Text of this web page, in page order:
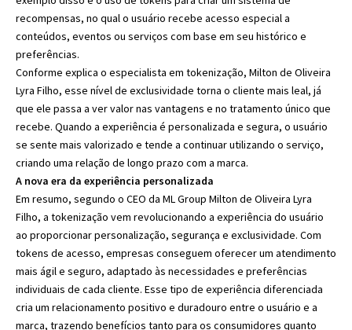
recompensas, no qual o usuário recebe acesso especial a
conteúdos, eventos ou serviços com base em seu histórico e
preferências.
Conforme explica o especialista em tokenização, Milton de Oliveira
Lyra Filho, esse nível de exclusividade torna o cliente mais leal, já
que ele passa a ver valor nas vantagens e no tratamento único que
recebe. Quando a experiência é personalizada e segura, o usuário
se sente mais valorizado e tende a continuar utilizando o serviço,
criando uma relação de longo prazo com a marca.
A nova era da experiência personalizada
Em resumo, segundo o CEO da ML Group Milton de Oliveira Lyra
Filho, a tokenização vem revolucionando a experiência do usuário
ao proporcionar personalização, segurança e exclusividade. Com
tokens de acesso, empresas conseguem oferecer um atendimento
mais ágil e seguro, adaptado às necessidades e preferências
individuais de cada cliente. Esse tipo de experiência diferenciada
cria um relacionamento positivo e duradouro entre o usuário e a
marca, trazendo benefícios tanto para os consumidores quanto